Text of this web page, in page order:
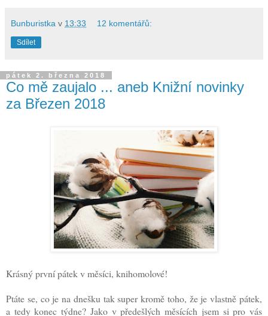
Bunburistka v 13:33 12 komentářů:
Sdílet
pátek 2. března 2018
Co mě zaujalo ... aneb Knižní novinky
za Březen 2018
Krásný první pátek v měsíci, knihomolové!
Ptáte se, co je na dnešku tak super kromě toho, že je vlastně pátek,
a tedy konec týdne? Jako v předešlých měsících jsem si pro vás